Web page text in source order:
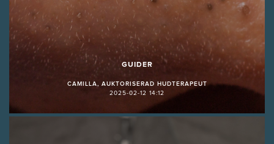
GUIDER
CAMILLA, AUKTORISERAD HUDTERAPEUT
2025-02-12 14:12